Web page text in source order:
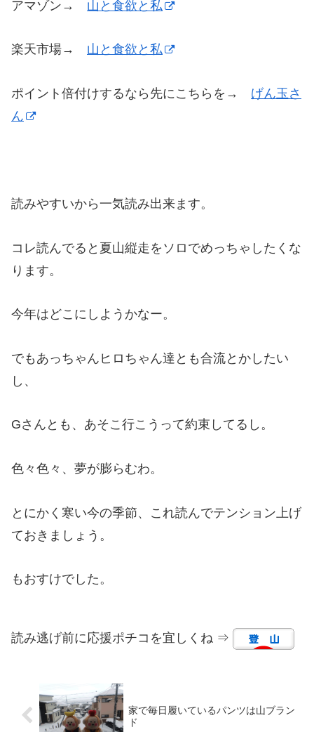
アマゾン→ 山と食欲と私
楽天市場→ 山と食欲と私
ポイント倍付けするなら先にこちらを→ げん玉さ
ん
読みやすいから一気読み出来ます。
コレ読んでると夏山縦走をソロでめっちゃしたくな
ります。
今年はどこにしようかなー。
でもあっちゃんヒロちゃん達とも合流とかしたい
し、
Gさんとも、あそこ行こうって約束してるし。
色々色々、夢が膨らむわ。
とにかく寒い今の季節、これ読んでテンション上げ
ておきましょう。
もおすけでした。
読み逃げ前に応援ポチコを宜しくね ⇒
家で毎日履いているパンツは山ブラン
ド